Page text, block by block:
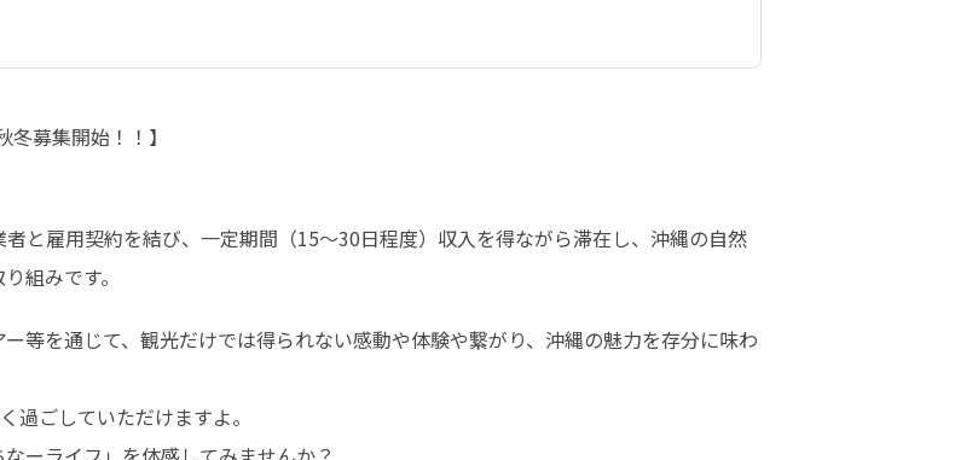
と雇用契約を結び、一定期間（15～30日程度）収入を得ながら滞在し、沖縄の自然
組みです。
等を通じて、観光だけでは得られない感動や体験や繋がり、沖縄の魅力を存分に味わ
ごしていただけますよ。